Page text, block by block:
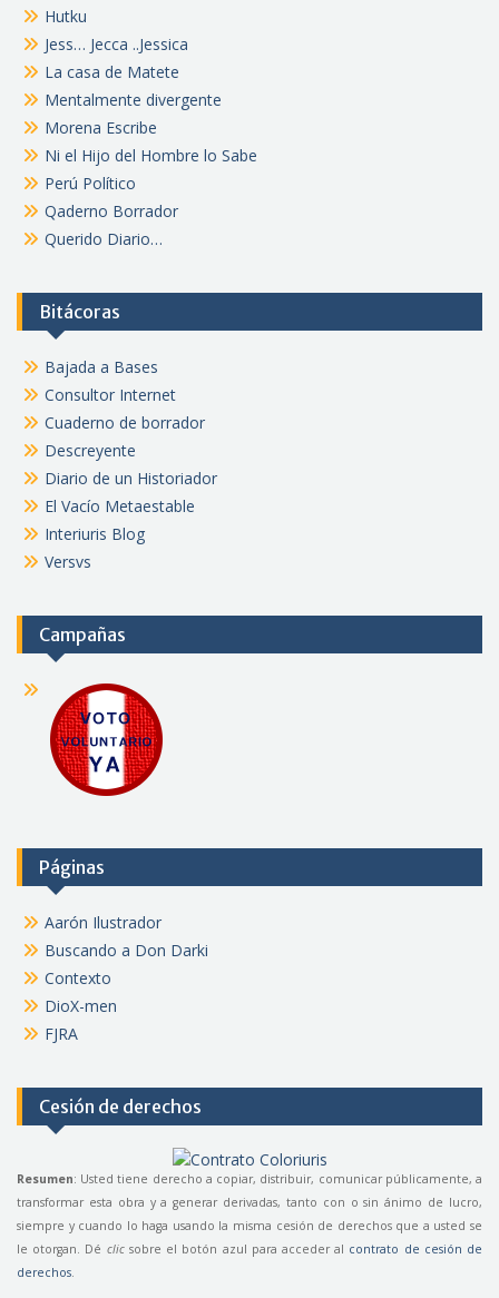
Hutku
Jess… Jecca ..Jessica
La casa de Matete
Mentalmente divergente
Morena Escribe
Ni el Hijo del Hombre lo Sabe
Perú Político
Qaderno Borrador
Querido Diario…
Bitácoras
Bajada a Bases
Consultor Internet
Cuaderno de borrador
Descreyente
Diario de un Historiador
El Vacío Metaestable
Interiuris Blog
Versvs
Campañas
Páginas
Aarón Ilustrador
Buscando a Don Darki
Contexto
DioX-men
FJRA
Cesión de derechos
Resumen: Usted tiene derecho a copiar, distribuir, comunicar públicamente, a
transformar esta obra y a generar derivadas, tanto con o sin ánimo de lucro,
siempre y cuando lo haga usando la misma cesión de derechos que a usted se
le otorgan. Dé clicsobre el botón azul para acceder al contrato de cesión de
derechos